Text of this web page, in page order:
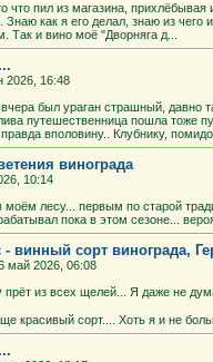
что пил из магазина,
Знаю как я его делал, знаю из чего
Так и вино моё "Дворняга д...
2026, 16:48
был ураган страшный, давно
путешественница пошла тоже
вполовину.. Клубнику,
винограда
10:14
моём лесу... первым по старой
пока в этом сезоне...
- винный сорт винограда,
май 2026, 06:08
прёт из всех щелей... Я даже не
красивый сорт.... Хоть я и не